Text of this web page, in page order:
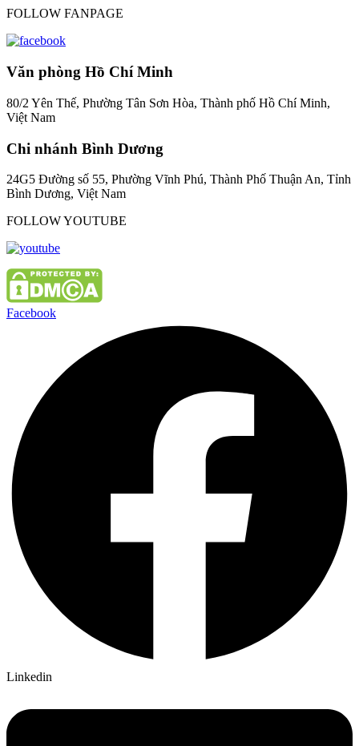
FOLLOW FANPAGE
Văn phòng Hồ Chí Minh
80/2 Yên Thế, Phường Tân Sơn Hòa, Thành phố Hồ Chí Minh,
Việt Nam
Chi nhánh Bình Dương
24G5 Đường số 55, Phường Vĩnh Phú, Thành Phố Thuận An, Tỉnh
Bình Dương, Việt Nam
FOLLOW YOUTUBE
Facebook
Linkedin